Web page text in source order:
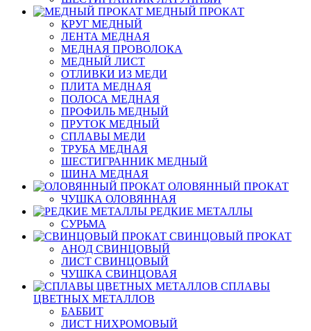
МЕДНЫЙ ПРОКАТ
КРУГ МЕДНЫЙ
ЛЕНТА МЕДНАЯ
МЕДНАЯ ПРОВОЛОКА
МЕДНЫЙ ЛИСТ
ОТЛИВКИ ИЗ МЕДИ
ПЛИТА МЕДНАЯ
ПОЛОСА МЕДНАЯ
ПРОФИЛЬ МЕДНЫЙ
ПРУТОК МЕДНЫЙ
СПЛАВЫ МЕДИ
ТРУБА МЕДНАЯ
ШЕСТИГРАННИК МЕДНЫЙ
ШИНА МЕДНАЯ
ОЛОВЯННЫЙ ПРОКАТ
ЧУШКА ОЛОВЯННАЯ
РЕДКИЕ МЕТАЛЛЫ
СУРЬМА
СВИНЦОВЫЙ ПРОКАТ
АНОД СВИНЦОВЫЙ
ЛИСТ СВИНЦОВЫЙ
ЧУШКА СВИНЦОВАЯ
СПЛАВЫ
ЦВЕТНЫХ МЕТАЛЛОВ
БАББИТ
ЛИСТ НИХРОМОВЫЙ